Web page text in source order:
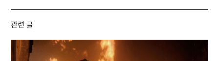
관련 글